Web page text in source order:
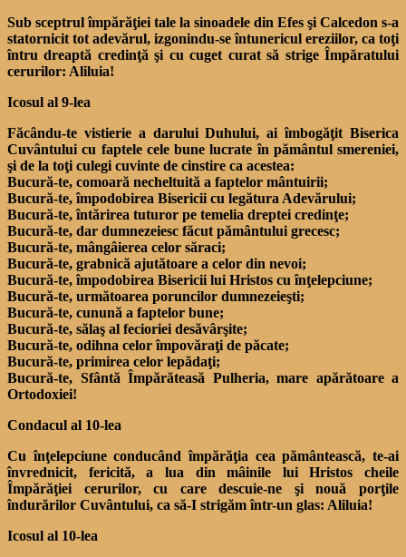
Sub sceptrul împărăţiei tale la sinoadele din Efes şi Calcedon s-a
statornicit tot adevărul, izgonindu-se întunericul ereziilor, ca toţi
întru dreaptă credinţă şi cu cuget curat să strige Împăratului
cerurilor: Aliluia!
Icosul al 9-lea
Făcându-te vistierie a darului Duhului, ai îmbogăţit Biserica
Cuvântului cu faptele cele bune lucrate în pământul smereniei,
şi de la toţi culegi cuvinte de cinstire ca acestea:
Bucură-te, comoară necheltuită a faptelor mântuirii;
Bucură-te, împodobirea Bisericii cu legătura Adevărului;
Bucură-te, întărirea tuturor pe temelia dreptei credinţe;
Bucură-te, dar dumnezeiesc făcut pământului grecesc;
Bucură-te, mângâierea celor săraci;
Bucură-te, grabnică ajutătoare a celor din nevoi;
Bucură-te, împodobirea Bisericii lui Hristos cu înţelepciune;
Bucură-te, următoarea poruncilor dumnezeieşti;
Bucură-te, cunună a faptelor bune;
Bucură-te, sălaş al fecioriei desăvârşite;
Bucură-te, odihna celor împovăraţi de păcate;
Bucură-te, primirea celor lepădaţi;
Bucură-te, Sfântă Împărăteasă Pulheria, mare apărătoare a
Ortodoxiei!
Condacul al 10-lea
Cu înţelepciune conducând împărăţia cea pământească, te-ai
învrednicit, fericită, a lua din mâinile lui Hristos cheile
Împărăţiei cerurilor, cu care descuie-ne şi nouă porţile
îndurărilor Cuvântului, ca să-I strigăm într-un glas: Aliluia!
Icosul al 10-lea